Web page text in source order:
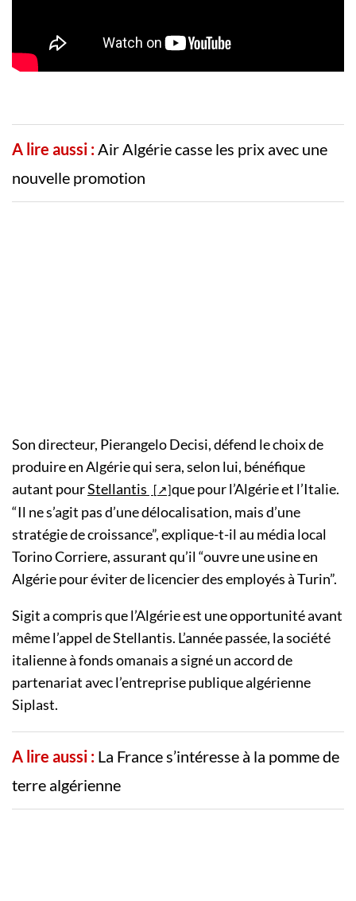
A lire aussi : Air Algérie casse les prix avec une
nouvelle promotion
Son directeur, Pierangelo Decisi, défend le choix de
produire en Algérie qui sera, selon lui, bénéfique
autant pourStellantis
que pour l’Algérie et l’Italie.
“Il ne s’agit pas d’une délocalisation, mais d’une
stratégie de croissance”, explique-t-il au média local
Torino Corriere, assurant qu’il “ouvre une usine en
Algérie pour éviter de licencier des employés à Turin”.
Sigit a compris que l’Algérie est une opportunité avant
même l’appel de Stellantis. L’année passée, la société
italienne à fonds omanais a signé un accord de
partenariat avec l’entreprise publique algérienne
Siplast.
A lire aussi : La France s’intéresse à la pomme de
terre algérienne